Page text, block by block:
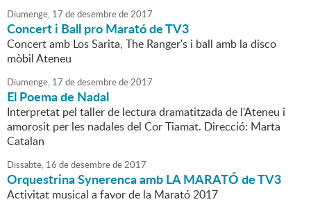
Diumenge, 17 dedesembrede2017
Concert i Ball pro Marató de TV3
Concert amb Los Sarita, The Ranger's i ball amb la disco
mòbil Ateneu
Diumenge, 17 dedesembrede2017
El Poema de Nadal
Interpretat pel taller de lectura dramatitzada de l'Ateneu i
amorosit per les nadales del Cor Tiamat. Direcció: Marta
Catalan
Dissabte, 16 dedesembrede2017
Orquestrina Synerenca amb LA MARATÓ de TV3
Activitat musical a favor de la Marató 2017